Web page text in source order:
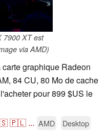
7900 XT est
via AMD)
graphique Radeon
84 CU, 80 Mo de cache
pour 899 $US le
🇵🇱 ... AMD
Desktop